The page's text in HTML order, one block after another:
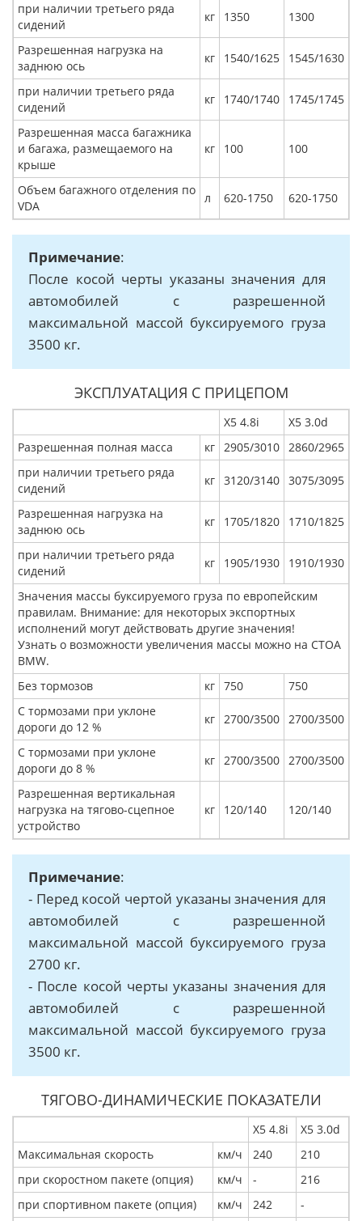
при наличии третьего ряда
сидений
кг 1350 1300
Разрешенная нагрузка на
заднюю ось
кг 1540/1625 1545/1630
при наличии третьего ряда
сидений
кг 1740/1740 1745/1745
Разрешенная масса багажника
и багажа, размещаемого на
крыше
кг 100 100
Объем багажного отделения по
VDA
л 620-1750 620-1750
Примечание:
После косой черты указаны значения для
автомобилей с разрешенной
максимальной массой буксируемого груза
3500 кг.
ЭКСПЛУАТАЦИЯ С ПРИЦЕПОМ
Х5 4.8i
Х5 3.0d
Разрешенная полная масса
кг 2905/3010 2860/2965
при наличии третьего ряда
сидений
кг 3120/3140 3075/3095
Разрешенная нагрузка на
заднюю ось
кг 1705/1820 1710/1825
при наличии третьего ряда
сидений
кг 1905/1930 1910/1930
Значения массы буксируемого груза по европейским
правилам. Внимание: для некоторых экспортных
исполнений могут действовать другие значения!
Узнать о возможности увеличения массы можно на СТОА
BMW.
Без тормозов
кг 750
750
С тормозами при уклоне
дороги до 12 %
кг 2700/3500 2700/3500
С тормозами при уклоне
дороги до 8 %
кг 2700/3500 2700/3500
Разрешенная вертикальная
нагрузка на тягово-сцепное
устройство
кг 120/140 120/140
Примечание:
- Перед косой чертой указаны значения для
автомобилей с разрешенной
максимальной массой буксируемого груза
2700 кг.
- После косой черты указаны значения для
автомобилей с разрешенной
максимальной массой буксируемого груза
3500 кг.
ТЯГОВО-ДИНАМИЧЕСКИЕ ПОКАЗАТЕЛИ
X5 4.8i
X5 3.0d
Максимальная скорость
км/ч 240
210
при скоростном пакете (опция)
км/ч -
216
при спортивном пакете (опция)
км/ч 242
-